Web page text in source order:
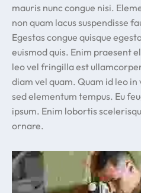
mauris nunc congue nisi.
non quam lacus suspendisse
Egestas congue quisque
euismod quis. Enim praesent
leo vel fringilla est
diam vel quam. Quam id leo
sed elementum tempus. Eu
ipsum. Enim lobortis
ornare.